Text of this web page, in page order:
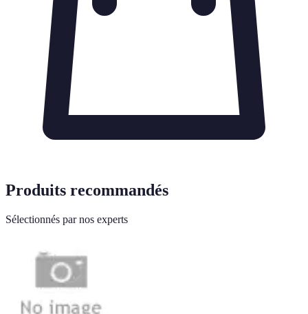
Produits recommandés
Sélectionnés par nos experts